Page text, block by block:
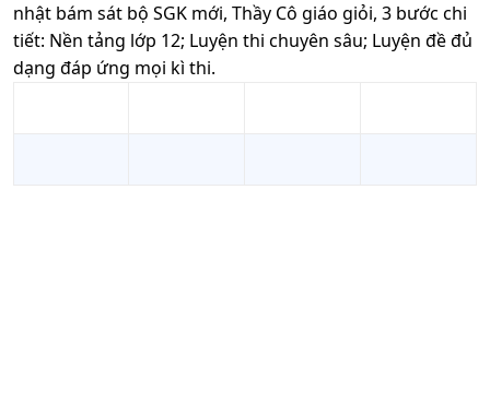
nhật bám sát bộ SGK mới, Thầy Cô giáo giỏi, 3 bước chi
tiết: Nền tảng lớp 12; Luyện thi chuyên sâu; Luyện đề đủ
dạng đáp ứng mọi kì thi.